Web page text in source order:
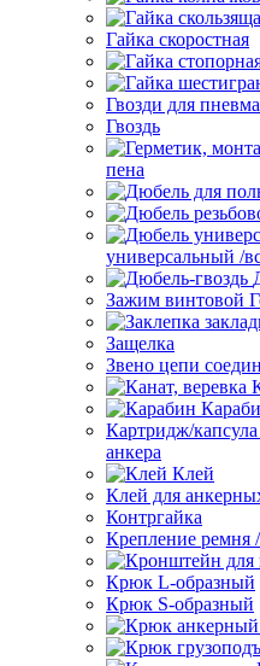
Гайка скоростная
Гвозди для
Гвоздь
пена
универсальный /
Зажим винтовой
Защелка
Звено цепи
Картридж/
анкера
Клей
Клей для
Контргайка
Крепление ремня
Крюк L-образный
Крюк S-образный